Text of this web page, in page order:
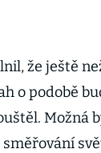
že ještě
o podobě
Možná